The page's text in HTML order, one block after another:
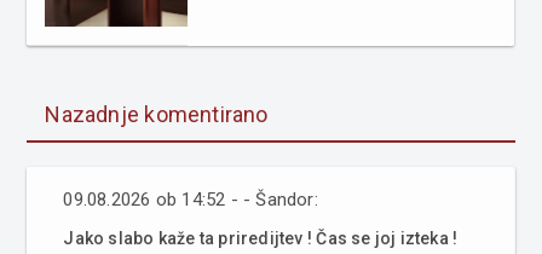
Nazadnje komentirano
09.08.2026 ob 14:52 - - Šandor:
Jako slabo kaže ta priredijtev ! Čas se joj izteka !